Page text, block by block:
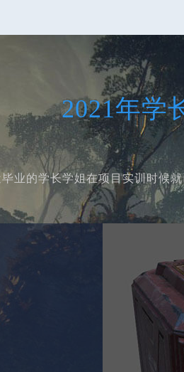
2021年学
业的学长学姐在项目实训时候